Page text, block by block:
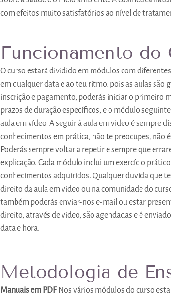
com efeitos muito satisfatórios ao nível de
Funcionamento do
O curso estará dividido em módulos com
em qualquer data e ao teu ritmo, pois as aulas são
inscrição e pagamento, poderás iniciar o primeiro
prazos de duração específicos, e o módulo
aula em vídeo. A seguir à aula em video é sempre
conhecimentos em prática, não te preocupes, não
Poderás sempre voltar a repetir e sempre que
explicação. Cada módulo inclui um exercício
conhecimentos adquiridos. Qualquer duvida que
direito da aula em video ou na comunidade do
também poderás enviar-nos e-mail ou estar
direito, através de video, são agendadas e é
data e hora.
Metodologia de
Manuais em PDF Nos vários módulos do curso